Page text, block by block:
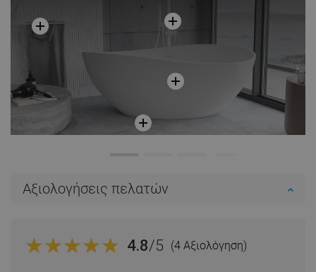
Αξιολογήσεις πελατών
4.8/5 (4 Αξιολόγηση)